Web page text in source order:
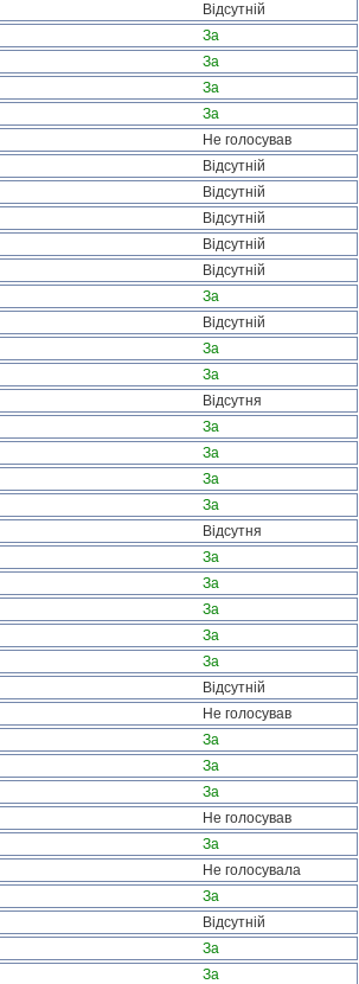
Відсутній
За
За
За
За
Не голосував
Відсутній
Відсутній
Відсутній
Відсутній
Відсутній
За
Відсутній
За
За
Відсутня
За
За
За
За
Відсутня
За
За
За
За
За
Відсутній
Не голосував
За
За
За
Не голосував
За
Не голосувала
За
Відсутній
За
За